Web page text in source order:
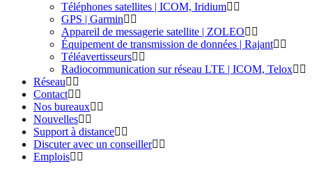
Téléphones satellites | ICOM, Iridium
GPS | Garmin
Appareil de messagerie satellite | ZOLEO
Équipement de transmission de données | Rajant
Téléavertisseurs
Radiocommunication sur réseau LTE | ICOM, Telox
Réseau
Contact
Nos bureaux
Nouvelles
Support à distance
Discuter avec un conseiller
Emplois